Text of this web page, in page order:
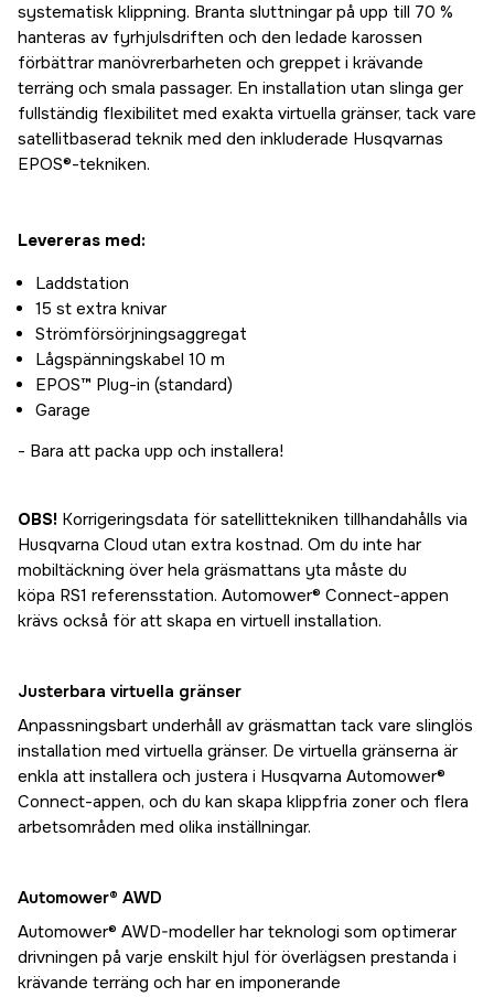
systematisk klippning. Branta sluttningar på upp till 70 %
hanteras av fyrhjulsdriften och den ledade karossen
förbättrar manövrerbarheten och greppet i krävande
terräng och smala passager. En installation utan slinga ger
fullständig flexibilitet med exakta virtuella gränser, tack vare
satellitbaserad teknik med den inkluderade Husqvarnas
EPOS®-tekniken.
Levereras med:
Laddstation
15 st extra knivar
Strömförsörjningsaggregat
Lågspänningskabel 10 m
EPOS™ Plug-in (standard)
Garage
- Bara att packa upp och installera!
OBS! Korrigeringsdata för satellittekniken tillhandahålls via
Husqvarna Cloud utan extra kostnad. Om du inte har
mobiltäckning över hela gräsmattans yta måste du
köpa RS1 referensstation. Automower® Connect-appen
krävs också för att skapa en virtuell installation.
Justerbara virtuella gränser
Anpassningsbart underhåll av gräsmattan tack vare slinglös
installation med virtuella gränser. De virtuella gränserna är
enkla att installera och justera i Husqvarna Automower®
Connect-appen, och du kan skapa klippfria zoner och flera
arbetsområden med olika inställningar.
Automower® AWD
Automower® AWD-modeller har teknologi som optimerar
drivningen på varje enskilt hjul för överlägsen prestanda i
krävande terräng och har en imponerande